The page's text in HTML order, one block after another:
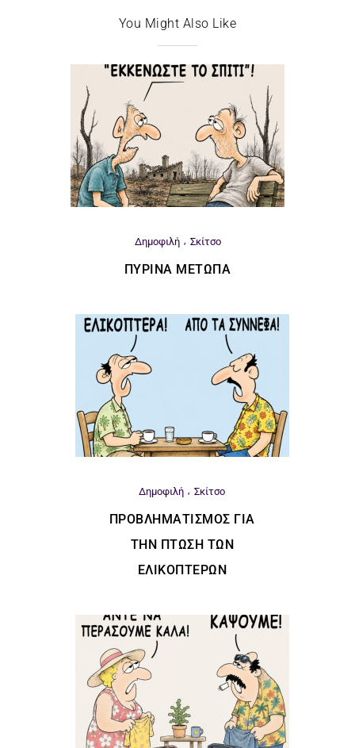
You Might Also Like
Δημοφιλή Σκίτσο
ΠΎΡΙΝΑ ΜΈΤΩΠΑ
Δημοφιλή Σκίτσο
ΠΡΟΒΛΗΜΑΤΙΣΜΌΣ ΓΙΑ
ΤΗΝ ΠΤΏΣΗ ΤΩΝ
ΕΛΙΚΟΠΤΈΡΩΝ